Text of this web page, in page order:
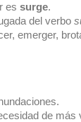
es surge.
del verbo
emerger,
de más